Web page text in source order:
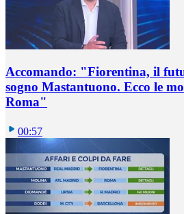
Accomando: "Fiorentina, il
sogno Mastantuono. Ecco le
Roma"
00:57